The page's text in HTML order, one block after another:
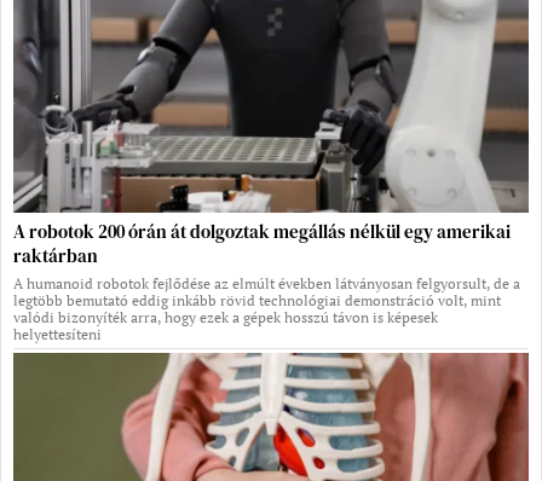
A robotok 200 órán át dolgoztak megállás nélkül egy amerikai
raktárban
A humanoid robotok fejlődése az elmúlt években látványosan felgyorsult, de a
legtöbb bemutató eddig inkább rövid technológiai demonstráció volt, mint
valódi bizonyíték arra, hogy ezek a gépek hosszú távon is képesek
helyettesíteni